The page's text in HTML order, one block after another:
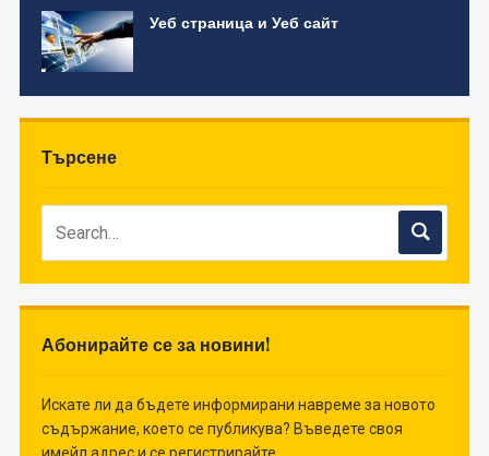
Уеб страница и Уеб сайт
Търсене
Абонирайте се за новини!
Искате ли да бъдете информирани навреме за новото
съдържание, което се публикува? Въведете своя